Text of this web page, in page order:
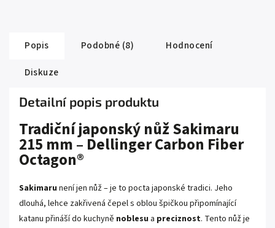
Popis Podobné (8)
Hodnocení
Diskuze
Detailní popis produktu
Tradiční japonský nůž Sakimaru
215 mm– Dellinger Carbon Fiber
Octagon®
Sakimaru není jen nůž – je to pocta japonské tradici. Jeho
dlouhá, lehce zakřivená čepel s oblou špičkou připomínající
katanu přináší do kuchyně noblesu a preciznost. Tento nůž je